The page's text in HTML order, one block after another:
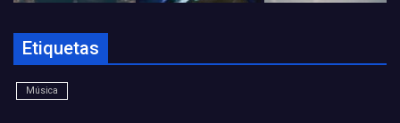
Etiquetas
Música